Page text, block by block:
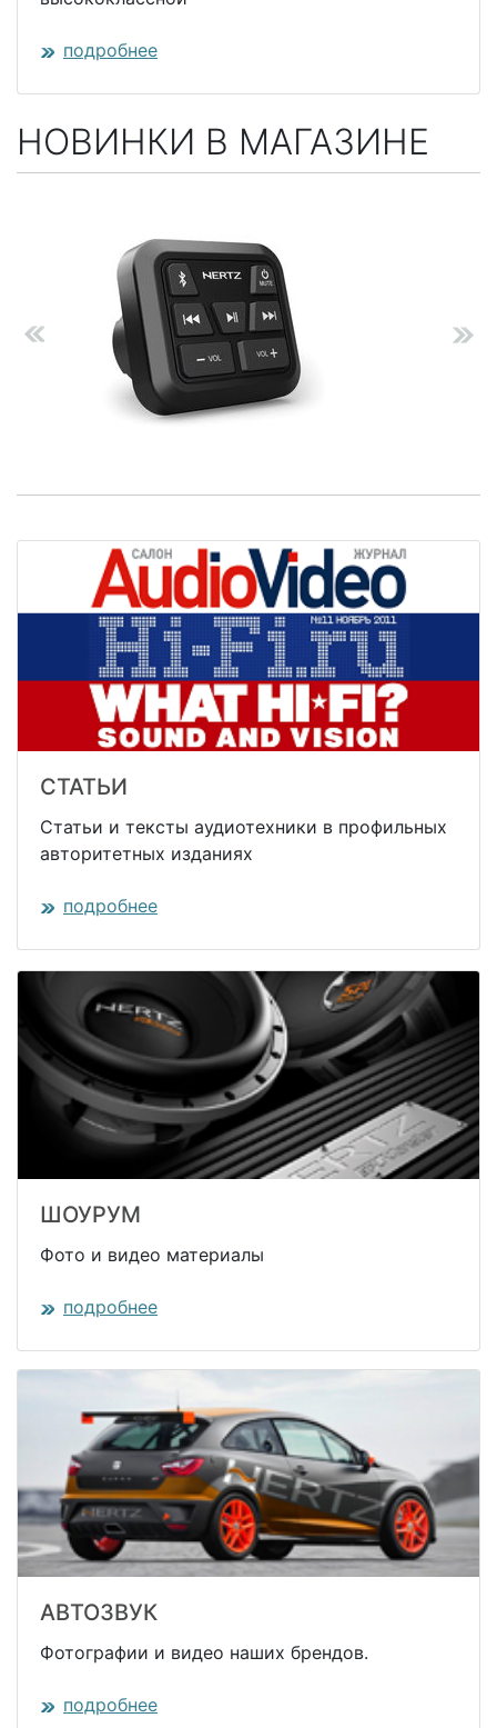
подробнее
НОВИНКИ В МАГАЗИНЕ
СТАТЬИ
Статьи и тексты аудиотехники в профильных
авторитетных изданиях
подробнее
ШОУРУМ
Фото и видео материалы
подробнее
АВТОЗВУК
Фотографии и видео наших брендов.
подробнее